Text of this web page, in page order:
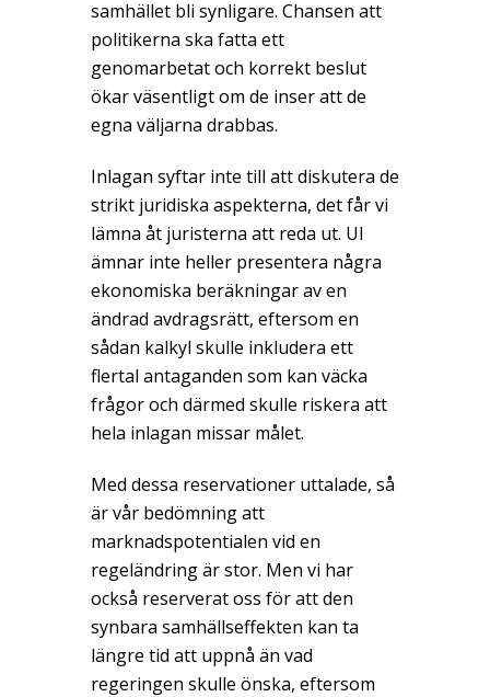
samhället bli synligare. Chansen att
politikerna ska fatta ett
genomarbetat och korrekt beslut
ökar väsentligt om de inser att de
egna väljarna drabbas.
Inlagan syftar inte till att diskutera de
strikt juridiska aspekterna, det får vi
lämna åt juristerna att reda ut. UI
ämnar inte heller presentera några
ekonomiska beräkningar av en
ändrad avdragsrätt, eftersom en
sådan kalkyl skulle inkludera ett
flertal antaganden som kan väcka
frågor och därmed skulle riskera att
hela inlagan missar målet.
Med dessa reservationer uttalade, så
är vår bedömning att
marknadspotentialen vid en
regeländring är stor. Men vi har
också reserverat oss för att den
synbara samhällseffekten kan ta
längre tid att uppnå än vad
regeringen skulle önska, eftersom